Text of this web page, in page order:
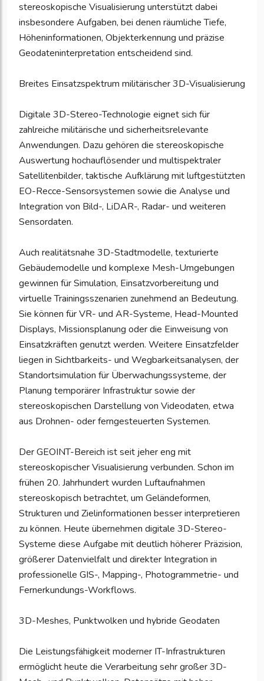
stereoskopische Visualisierung unterstützt dabei
insbesondere Aufgaben, bei denen räumliche Tiefe,
Höheninformationen, Objekterkennung und präzise
Geodateninterpretation entscheidend sind.
Breites Einsatzspektrum militärischer 3D-Visualisierung
Digitale 3D-Stereo-Technologie eignet sich für
zahlreiche militärische und sicherheitsrelevante
Anwendungen. Dazu gehören die stereoskopische
Auswertung hochauflösender und multispektraler
Satellitenbilder, taktische Aufklärung mit luftgestützten
EO-Recce-Sensorsystemen sowie die Analyse und
Integration von Bild-, LiDAR-, Radar- und weiteren
Sensordaten.
Auch realitätsnahe 3D-Stadtmodelle, texturierte
Gebäudemodelle und komplexe Mesh-Umgebungen
gewinnen für Simulation, Einsatzvorbereitung und
virtuelle Trainingsszenarien zunehmend an Bedeutung.
Sie können für VR- und AR-Systeme, Head-Mounted
Displays, Missionsplanung oder die Einweisung von
Einsatzkräften genutzt werden. Weitere Einsatzfelder
liegen in Sichtbarkeits- und Wegbarkeitsanalysen, der
Standortsimulation für Überwachungssysteme, der
Planung temporärer Infrastruktur sowie der
stereoskopischen Darstellung von Videodaten, etwa
aus Drohnen- oder ferngesteuerten Systemen.
Der GEOINT-Bereich ist seit jeher eng mit
stereoskopischer Visualisierung verbunden. Schon im
frühen 20. Jahrhundert wurden Luftaufnahmen
stereoskopisch betrachtet, um Geländeformen,
Strukturen und Zielinformationen besser interpretieren
zu können. Heute übernehmen digitale 3D-Stereo-
Systeme diese Aufgabe mit deutlich höherer Präzision,
größerer Datenvielfalt und direkter Integration in
professionelle GIS-, Mapping-, Photogrammetrie- und
Fernerkundungs-Workflows.
3D-Meshes, Punktwolken und hybride Geodaten
Die Leistungsfähigkeit moderner IT-Infrastrukturen
ermöglicht heute die Verarbeitung sehr großer 3D-